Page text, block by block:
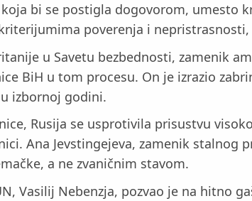
bi se postigla dogovorom, umesto
poverenja i
u Savetu bezbednosti, zamenik
BiH u tom procesu. On je izrazio
izbornoj godini.
Rusija se usprotivila prisustvu
Ana Јevstingejeva, zamenik
a ne zvaničnim stavom.
Vasilij Nebenzja, pozvao je na hitno